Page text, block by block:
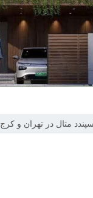
متال در تهران و کرج